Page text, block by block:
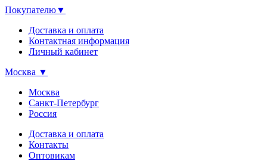
Покупателю▼
Доставка и оплата
Контактная информация
Личный кабинет
Москва ▼
Москва
Санкт-Петербург
Россия
Доставка и оплата
Контакты
Оптовикам